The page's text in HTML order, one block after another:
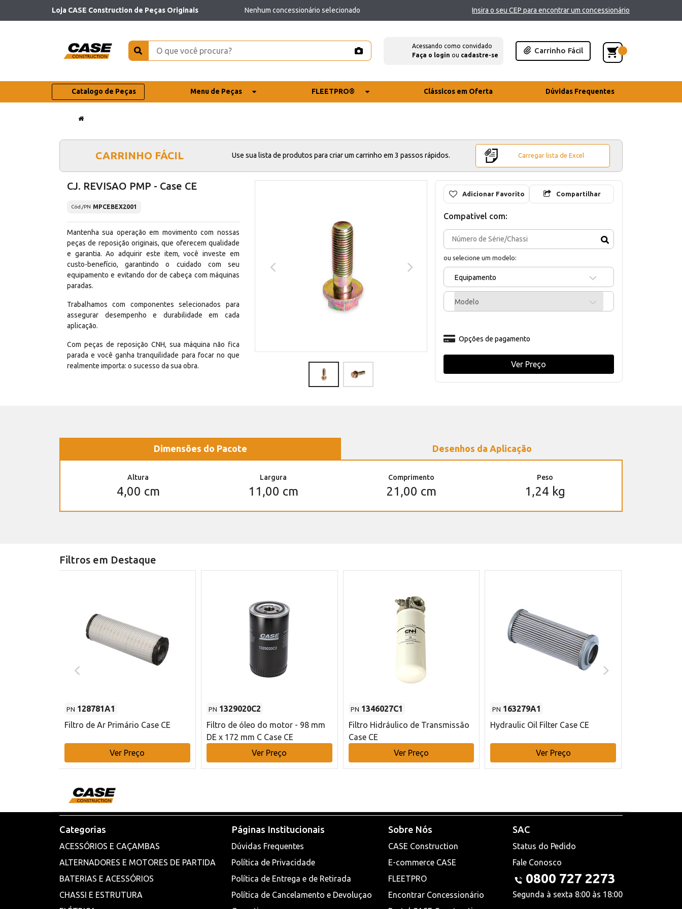
Loja CASE Construction de Peças Originais Nenhum concessionário selecionado Insira o seu CEP para encontrar um concessionário
Acessando como convidado
Faça o login ou cadastre-se
Carrinho Fácil
Catalogo de Peças Menu de Peças FLEETPRO® Clássicos em Oferta Dúvidas Frequentes
CARRINHO FÁCIL Use sua lista de produtos para criar um carrinho em 3 passos rápidos. Carregar lista de Excel
CJ. REVISAO PMP - Case CE
Cód./PN MPCEBEX2001
Mantenha sua operação em movimento com nossas
peças de reposição originais, que oferecem qualidade
e garantia. Ao adquirir este item, você investe em
custo-benefício, garantindo o cuidado com seu
equipamento e evitando dor de cabeça com máquinas
paradas.
Trabalhamos com componentes selecionados para
assegurar desempenho e durabilidade em cada
aplicação.
Com peças de reposição CNH, sua máquina não fica
parada e você ganha tranquilidade para focar no que
realmente importa: o sucesso da sua obra.
Adicionar Favorito Compartilhar
Compativel com:
ou selecione um modelo:
Equipamento
Modelo
Opções de pagamento
Ver Preço
Dimensões do Pacote Desenhos da Aplicação
Altura
4,00 cm
Largura
11,00 cm
Comprimento
21,00 cm
Peso
1,24 kg
Filtros em Destaque
PN 128781A1
Filtro de Ar Primário Case CE
Ver Preço
PN 1329020C2
Filtro de óleo do motor - 98 mm
DE x 172 mm C Case CE
Ver Preço
PN 1346027C1
Filtro Hidráulico de Transmissão
Case CE
Ver Preço
PN 163279A1
Hydraulic Oil Filter Case CE
Ver Preço
Categorias
ACESSÓRIOS E CAÇAMBAS
ALTERNADORES E MOTORES DE PARTIDA
BATERIAS E ACESSÓRIOS
CHASSI E ESTRUTURA
Páginas Institucionais
Dúvidas Frequentes
Política de Privacidade
Política de Entrega e de Retirada
Política de Cancelamento e Devoluçao
Sobre Nós
CASE Construction
E-commerce CASE
FLEETPRO
Encontrar Concessionário
SAC
Status do Pedido
Fale Conosco
0800 727 2273
Segunda à sexta 8:00 às 18:00